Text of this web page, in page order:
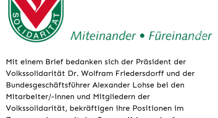
Mit einem Brief bedanken sich der Präsident der
Volkssolidarität Dr. Wolfram Friedersdorff und der
Bundesgeschäftsführer Alexander Lohse bei den
Mitarbeiter/-innen und Mitgliedern der
Volkssolidarität, bekräftigen ihre Positionen im